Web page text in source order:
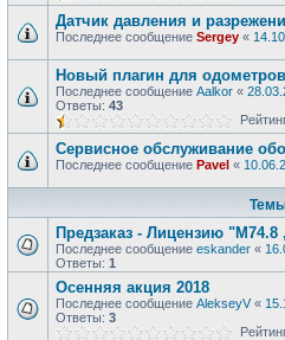
Датчик давления и
Последнее сообщение Sergey «
Новый плагин для одометров
Последнее сообщение Aalkor «
Ответы: 43
Сервисное обслуживание
Последнее сообщение Pavel «
Предзаказ - Лицензию
Последнее сообщение eskander «
Ответы: 1
Осенняя акция 2018
Последнее сообщение AlekseyV«
Ответы: 3